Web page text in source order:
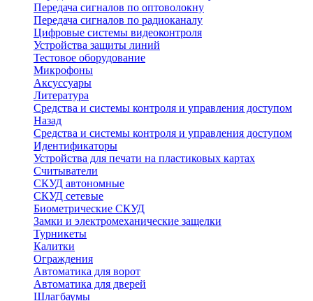
Передача сигналов по оптоволокну
Передача сигналов по радиоканалу
Цифровые системы видеоконтроля
Устройства защиты линий
Тестовое оборудование
Микрофоны
Аксуссуары
Литература
Средства и системы контроля и управления доступом
Назад
Средства и системы контроля и управления доступом
Идентификаторы
Устройства для печати на пластиковых картах
Считыватели
СКУД автономные
СКУД сетевые
Биометрические СКУД
Замки и электромеханические защелки
Турникеты
Калитки
Ограждения
Автоматика для ворот
Автоматика для дверей
Шлагбаумы